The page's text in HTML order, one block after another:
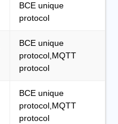
BCE unique
protocol
BCE unique
protocol,MQTT
protocol
BCE unique
protocol,MQTT
protocol